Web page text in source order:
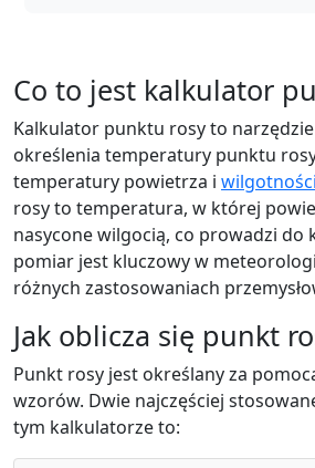
Co to jest kalkulator
Kalkulator punktu rosy to
określenia temperatury punktu
temperatury powietrza i
rosy to temperatura, w której
nasycone wilgocią, co prowadzi do
pomiar jest kluczowy w
różnych zastosowaniach
Jak oblicza się punkt
Punkt rosy jest określany za
wzorów. Dwie najczęściej
tym kalkulatorze to: